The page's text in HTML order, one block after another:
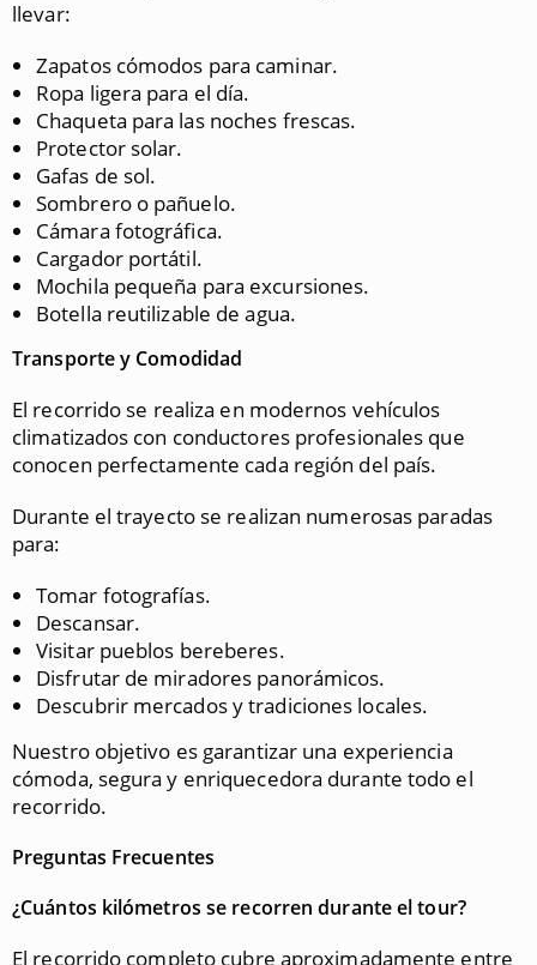
llevar:
Zapatos cómodos para caminar.
Ropa ligera para el día.
Chaqueta para las noches frescas.
Protector solar.
Gafas de sol.
Sombrero o pañuelo.
Cámara fotográfica.
Cargador portátil.
Mochila pequeña para excursiones.
Botella reutilizable de agua.
Transporte y Comodidad
El recorrido se realiza en modernos vehículos
climatizados con conductores profesionales que
conocen perfectamente cada región del país.
Durante el trayecto se realizan numerosas paradas
para:
Tomar fotografías.
Descansar.
Visitar pueblos bereberes.
Disfrutar de miradores panorámicos.
Descubrir mercados y tradiciones locales.
Nuestro objetivo es garantizar una experiencia
cómoda, segura y enriquecedora durante todo el
recorrido.
Preguntas Frecuentes
¿Cuántos kilómetros se recorren durante el tour?
El recorrido completo cubre aproximadamente entre